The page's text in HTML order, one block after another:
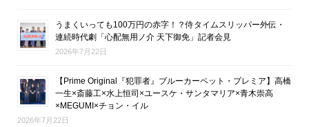
うまくいっても100万円の赤字！？侍タイムスリッパー外伝・
連続時代劇「心配無用ノ介 天下御免」記者会見
2026年7月22日
【Prime Original『犯罪者』ブルーカーペット・プレミア】高橋
一生×斎藤工×水上恒司×ユースケ・サンタマリア×青木崇高
×MEGUMI×チョン・イル
2026年7月22日